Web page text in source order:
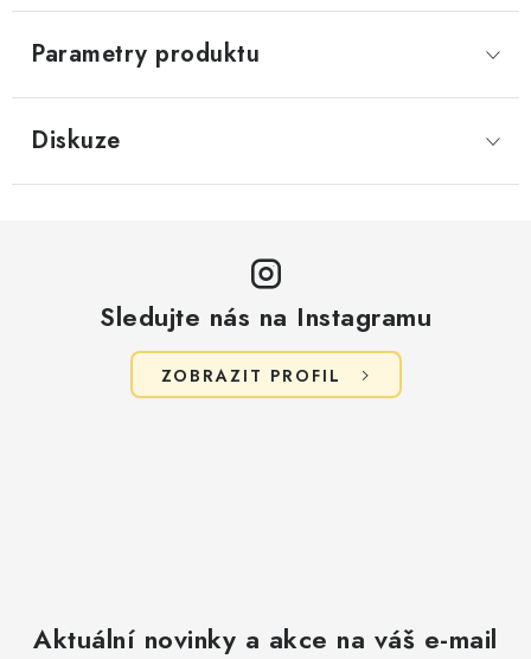
Parametry produktu
Diskuze
Sledujte nás na Instagramu
ZOBRAZIT PROFIL
Aktuální novinky a akce na váš e-mail